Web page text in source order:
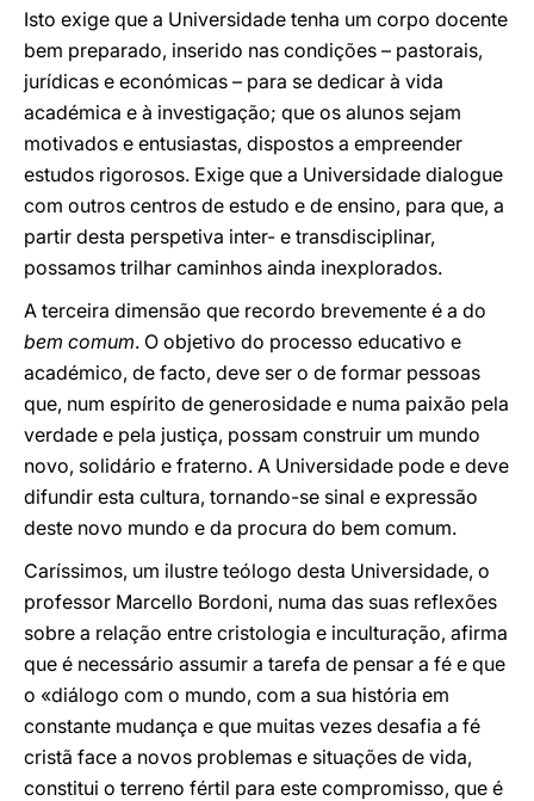
Isto exige que a Universidade tenha um corpo docente
bem preparado, inserido nas condições – pastorais,
jurídicas e económicas – para se dedicar à vida
académica e à investigação; que os alunos sejam
motivados e entusiastas, dispostos a empreender
estudos rigorosos. Exige que a Universidade dialogue
com outros centros de estudo e de ensino, para que, a
partir desta perspetiva inter- e transdisciplinar,
possamos trilhar caminhos ainda inexplorados.
A terceira dimensão que recordo brevemente é a do
bem comum. O objetivo do processo educativo e
académico, de facto, deve ser o de formar pessoas
que, num espírito de generosidade e numa paixão pela
verdade e pela justiça, possam construir um mundo
novo, solidário e fraterno. A Universidade pode e deve
difundir esta cultura, tornando-se sinal e expressão
deste novo mundo e da procura do bem comum.
Caríssimos, um ilustre teólogo desta Universidade, o
professor Marcello Bordoni, numa das suas reflexões
sobre a relação entre cristologia e inculturação, afirma
que é necessário assumir a tarefa de pensar a fé e que
o «diálogo com o mundo, com a sua história em
constante mudança e que muitas vezes desafia a fé
cristã face a novos problemas e situações de vida,
constitui o terreno fértil para este compromisso, que é